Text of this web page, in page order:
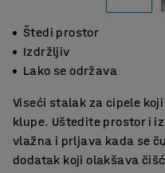
Štedi prostor
Izdržljiv
Lako se održava
Viseći stalak za cipele
klupe. Uštedite prostor i
vlažna i prljava kada se
dodatak koji olakšava